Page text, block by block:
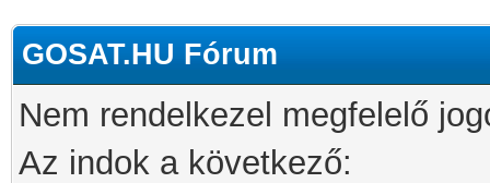
GOSAT.HU Fórum
Nem rendelkezel megfelelő
Az indok a következő: